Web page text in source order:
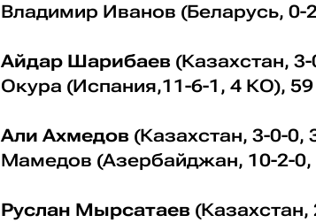
Владимир Иванов (Беларусь, 0-
Айдар Шарибаев (Казахстан,
Окура (Испания,11-6-1, 4 КО),
Али Ахмедов (Казахстан, 3-0-
Мамедов (Азербайджан, 10-2-
Руслан Мырсатаев